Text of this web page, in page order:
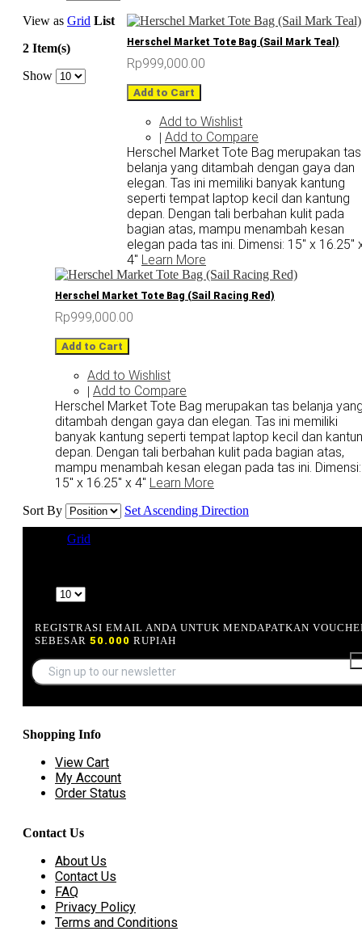
View as Grid List
2 Item(s)
Show
Herschel Market Tote Bag (Sail Mark Teal)
Rp999,000.00
Add to Cart
Add to Wishlist
| Add to Compare
Herschel Market Tote Bag merupakan tas
belanja yang ditambah dengan gaya dan
elegan. Tas ini memiliki banyak kantung
seperti tempat laptop kecil dan kantung
depan. Dengan tali berbahan kulit pada
bagian atas, mampu menambah kesan
elegan pada tas ini. Dimensi: 15" x 16.25"
4" Learn More
Herschel Market Tote Bag (Sail Racing Red)
Rp999,000.00
Add to Cart
Add to Wishlist
| Add to Compare
Herschel Market Tote Bag merupakan tas belanja
ditambah dengan gaya dan elegan. Tas ini memiliki
banyak kantung seperti tempat laptop kecil dan
depan. Dengan tali berbahan kulit pada bagian atas,
mampu menambah kesan elegan pada tas ini. Dimensi:
15" x 16.25" x 4" Learn More
Sort By Set Ascending Direction
Grid
REGISTRASI EMAIL ANDA UNTUK MENDAPATKAN
SEBESAR 50.000 RUPIAH
Shopping Info
View Cart
My Account
Order Status
Contact Us
About Us
Contact Us
FAQ
Privacy Policy
Terms and Conditions